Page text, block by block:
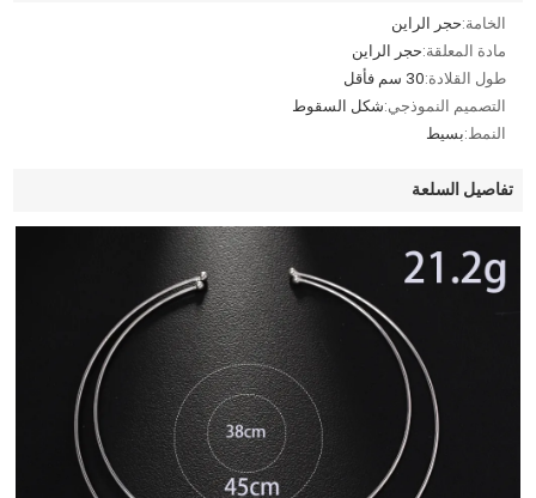
الخامة:حجر الراين
مادة المعلقة:حجر الراين
طول القلادة:30 سم فأقل
التصميم النموذجي:شكل السقوط
النمط:بسيط
تفاصيل السلعة